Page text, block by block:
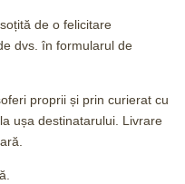
de o felicitare
dvs. în formularul de
proprii și prin curierat cu
ușa destinatarului. Livrare